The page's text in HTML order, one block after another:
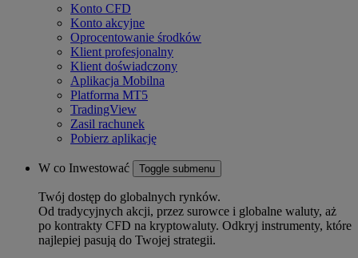
Konto CFD
Konto akcyjne
Oprocentowanie środków
Klient profesjonalny
Klient doświadczony
Aplikacja Mobilna
Platforma MT5
TradingView
Zasil rachunek
Pobierz aplikację
W co Inwestować Toggle submenu
Twój dostęp do globalnych rynków.
Od tradycyjnych akcji, przez surowce i globalne waluty, aż
po kontrakty CFD na kryptowaluty. Odkryj instrumenty, które
najlepiej pasują do Twojej strategii.